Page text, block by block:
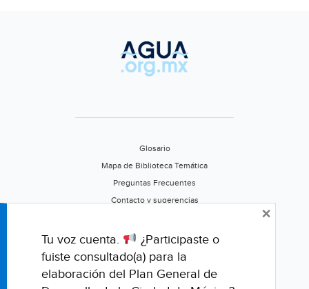
Glosario
Mapa de Biblioteca Temática
Preguntas Frecuentes
Contacto y sugerencias
Califica este portal
Tu voz cuenta.
¿Participaste o
fuiste consultado(a) para la
elaboración del Plan General de
×